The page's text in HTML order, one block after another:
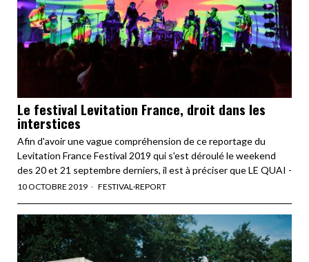
Le festival Levitation France, droit dans les
interstices
Afin d'avoir une vague compréhension de ce reportage du
Levitation France Festival 2019 qui s'est déroulé le weekend
des 20 et 21 septembre derniers, il est à préciser que LE QUAI -
10 OCTOBRE 2019 FESTIVAL ·REPORT